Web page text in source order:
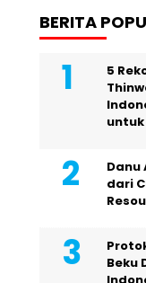
BERITA
5
untuk
Danu
dari
Beku